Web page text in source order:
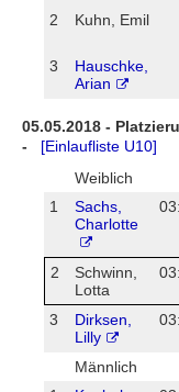
2
Kuhn, Emil
3
Hauschke,
Arian
05.05.2018 -
- [Einlaufliste U10]
Weiblich
1
Sachs,
Charlotte
2
Schwinn,
Lotta
3
Dirksen,
Lilly
Männlich